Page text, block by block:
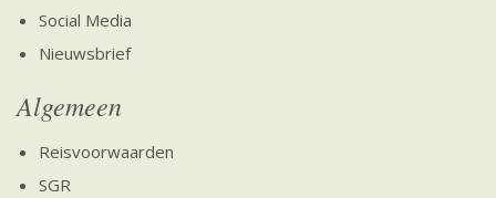
Social Media
Nieuwsbrief
Algemeen
Reisvoorwaarden
SGR